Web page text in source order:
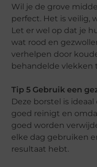
Wil je de grove
perfect. Het is veilig,
Let er wel op dat je
wat rood en
verhelpen door
behandelde vlekken
Tip 5 Gebruik een
Deze borstel is
goed reinigt en
goed worden
elke dag gebruiken
resultaat hebt.